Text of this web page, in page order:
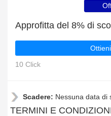
Approfitta del 8% di
10 Click
Scadere: Nessuna data di
TERMINI E